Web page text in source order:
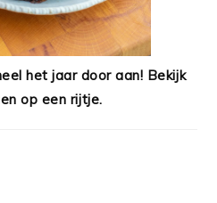
het jaar door aan! Bekijk
op een rijtje.